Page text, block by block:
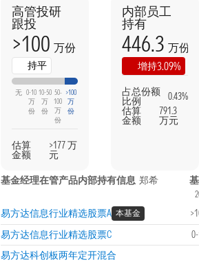
高管投研
跟投
>100 万份
持平
无 0-10
万
份
10-50
万
份
50-
100
万
份
>100
万
份
估算
金额
>177 万
元
内部员工
持有
446.3 万份
增持3.09%
占总份额
比例
0.43%
估算
金额
791.3
万元
基金经理在管产品内部持有信息 郑希
易方达信息行业精选股票A 本基金
易方达信息行业精选股票C
易方达科创板两年定开混合